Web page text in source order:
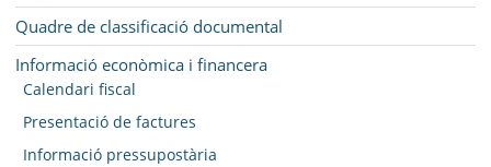
Quadre de classificació documental
Informació econòmica i financera
Calendari fiscal
Presentació de factures
Informació pressupostària